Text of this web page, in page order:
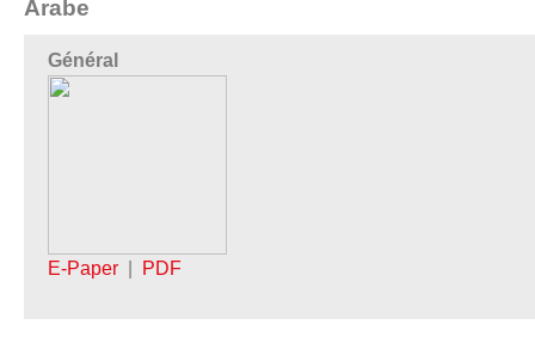
Arabe
Général
E-Paper PDF